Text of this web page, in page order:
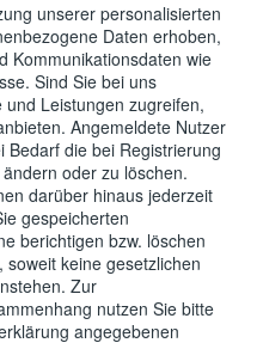
unserer personalisierten
Daten erhoben,
Kommunikationsdaten wie
Sind Sie bei uns
Leistungen zugreifen,
Angemeldete Nutzer
Bedarf die bei Registrierung
oder zu löschen.
darüber hinaus jederzeit
gespeicherten
berichtigen bzw. löschen
keine gesetzlichen
Zur
nutzen Sie bitte
angegebenen